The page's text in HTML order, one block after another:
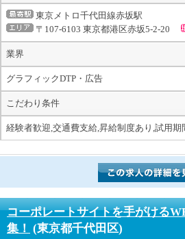
東京メトロ千代田線赤坂駅
〒107-6103 東京都港区赤坂5-2-20
業界
グラフィックDTP・広告
こだわり条件
経験者歓迎,交通費支給,昇給制度あり,試用期
コーポレートサイトを手がける
集！ (東京都千代田区)